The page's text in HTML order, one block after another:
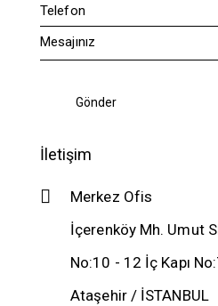
İletişim
Merkez Ofis
İçerenköy Mh. Umut
No:10 - 12 İç Kapı
Ataşehir / İSTANBUL